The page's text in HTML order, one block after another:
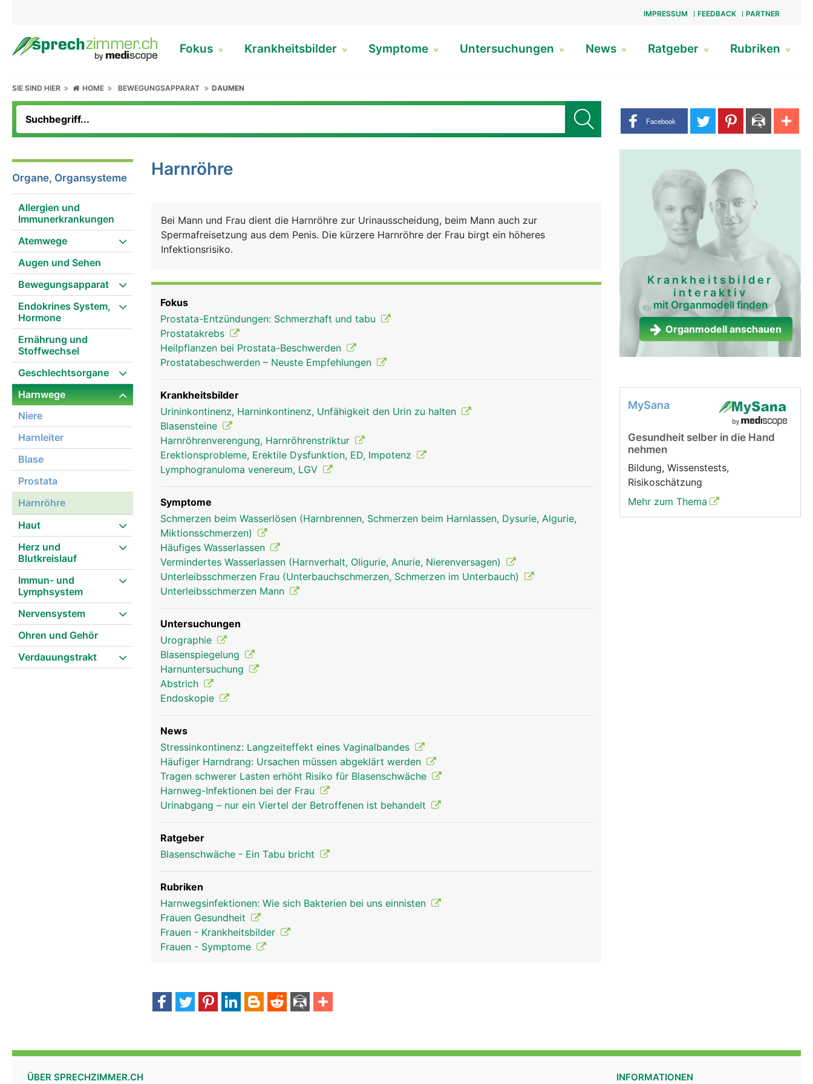
IMPRESSUM FEEDBACK PARTNER
Fokus Krankheitsbilder Symptome Untersuchungen News Ratgeber Rubriken
SIE SIND HIER HOME BEWEGUNGSAPPARAT DAUMEN
Share buttons
Facebook
Organe, Organsysteme
Allergien und
Immunerkrankungen
Atemwege
Augen und Sehen
Bewegungsapparat
Endokrines System,
Hormone
Ernährung und
Stoffwechsel
Geschlechtsorgane
Harnwege
Niere
Harnleiter
Blase
Prostata
Harnröhre
Haut
Herz und
Blutkreislauf
Immun- und
Lymphsystem
Nervensystem
Ohren und Gehör
Verdauungstrakt
Harnröhre
Bei Mann und Frau dient die Harnröhre zur Urinausscheidung, beim Mann auch zur
Spermafreisetzung aus dem Penis. Die kürzere Harnröhre der Frau birgt ein höheres
Infektionsrisiko.
Fokus
Prostata-Entzündungen: Schmerzhaft und tabu
Prostatakrebs
Heilpflanzen bei Prostata-Beschwerden
Prostatabeschwerden – Neuste Empfehlungen
Krankheitsbilder
Urininkontinenz, Harninkontinenz, Unfähigkeit den Urin zu halten
Blasensteine
Harnröhrenverengung, Harnröhrenstriktur
Erektionsprobleme, Erektile Dysfunktion, ED, Impotenz
Lymphogranuloma venereum, LGV
Symptome
Schmerzen beim Wasserlösen (Harnbrennen, Schmerzen beim Harnlassen, Dysurie, Algurie,
Miktionsschmerzen)
Häufiges Wasserlassen
Vermindertes Wasserlassen (Harnverhalt, Oligurie, Anurie, Nierenversagen)
Unterleibsschmerzen Frau (Unterbauchschmerzen, Schmerzen im Unterbauch)
Unterleibsschmerzen Mann
Untersuchungen
Urographie
Blasenspiegelung
Harnuntersuchung
Abstrich
Endoskopie
News
Stressinkontinenz: Langzeiteffekt eines Vaginalbandes
Häufiger Harndrang: Ursachen müssen abgeklärt werden
Tragen schwerer Lasten erhöht Risiko für Blasenschwäche
Harnweg-Infektionen bei der Frau
Urinabgang – nur ein Viertel der Betroffenen ist behandelt
Ratgeber
Blasenschwäche - Ein Tabu bricht
Rubriken
Harnwegsinfektionen: Wie sich Bakterien bei uns einnisten
Frauen Gesundheit
Frauen - Krankheitsbilder
Frauen - Symptome
Krankheitsbilder
interaktiv
mit Organmodell finden
Organmodell anschauen
MySana
Gesundheit selber in die Hand
nehmen
Bildung, Wissenstests,
Risikoschätzung
Mehr zum Thema
ÜBER SPRECHZIMMER.CH INFORMATIONEN